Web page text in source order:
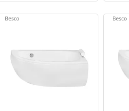
Besco Besco